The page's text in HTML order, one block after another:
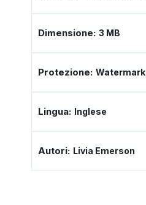
Dimensione: 3 MB
Protezione: Watermark
Lingua: Inglese
Autori: Livia Emerson